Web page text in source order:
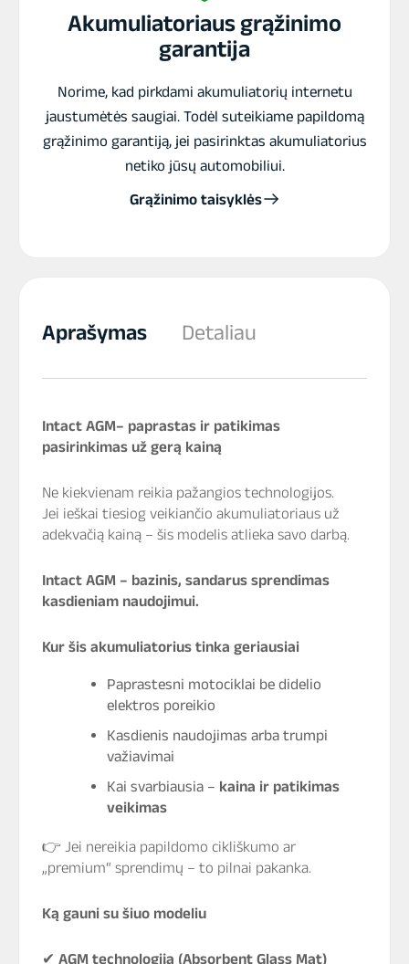
Akumuliatoriaus grąžinimo
garantija
Norime, kad pirkdami akumuliatorių internetu
jaustumėtės saugiai. Todėl suteikiame papildomą
grąžinimo garantiją, jei pasirinktas akumuliatorius
netiko jūsų automobiliui.
Grąžinimo taisyklės
Aprašymas Detaliau
Intact AGM– paprastas ir patikimas
pasirinkimas už gerą kainą
Ne kiekvienam reikia pažangios technologijos.
Jei ieškai tiesiog veikiančio akumuliatoriaus už
adekvačią kainą – šis modelis atlieka savo darbą.
Intact AGM – bazinis, sandarus sprendimas
kasdieniam naudojimui.
Kur šis akumuliatorius tinka geriausiai
Paprastesni motociklai be didelio
elektros poreikio
Kasdienis naudojimas arba trumpi
važiavimai
Kai svarbiausia – kaina ir patikimas
veikimas
👉 Jei nereikia papildomo cikliškumo ar
„premium“ sprendimų – to pilnai pakanka.
Ką gauni su šiuo modeliu
✔ AGM technologija (Absorbent Glass Mat)